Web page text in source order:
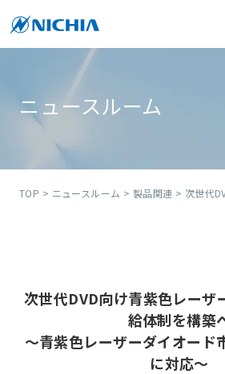
ニュースルーム
TOP > ニュースルーム > 製品関連 > 次世代DVD向け青紫色レーザーダ
次世代DVD向け青紫色レーザ
給体制を構築
～青紫色レーザーダイオード
に対応～